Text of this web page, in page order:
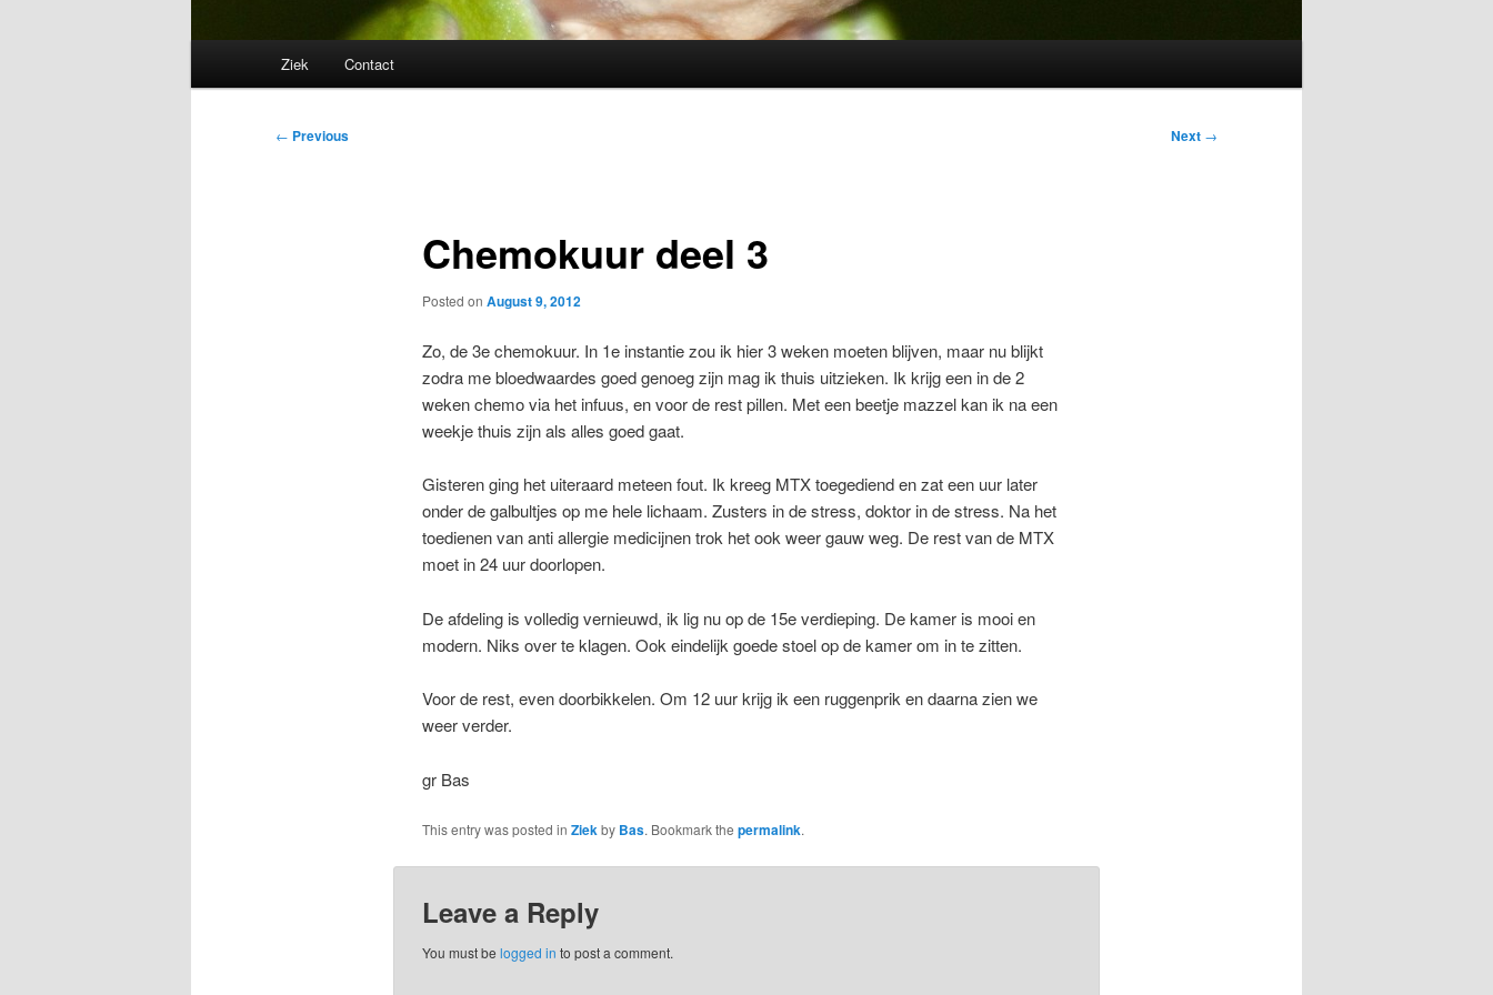
Ziek Contact
Post
← Previous Next →
Chemokuur deel 3
Posted on August 9, 2012
Zo, de 3e chemokuur. In 1e instantie zou ik hier 3 weken moeten blijven, maar nu blijkt
zodra me bloedwaardes goed genoeg zijn mag ik thuis uitzieken. Ik krijg een in de 2
weken chemo via het infuus, en voor de rest pillen. Met een beetje mazzel kan ik na een
weekje thuis zijn als alles goed gaat.
Gisteren ging het uiteraard meteen fout. Ik kreeg MTX toegediend en zat een uur later
onder de galbultjes op me hele lichaam. Zusters in de stress, doktor in de stress. Na het
toedienen van anti allergie medicijnen trok het ook weer gauw weg. De rest van de MTX
moet in 24 uur doorlopen.
De afdeling is volledig vernieuwd, ik lig nu op de 15e verdieping. De kamer is mooi en
modern. Niks over te klagen. Ook eindelijk goede stoel op de kamer om in te zitten.
Voor de rest, even doorbikkelen. Om 12 uur krijg ik een ruggenprik en daarna zien we
weer verder.
gr Bas
This entry was posted in Ziekby Bas. Bookmark the permalink.
Leave a Reply
You must be logged in to post a comment.